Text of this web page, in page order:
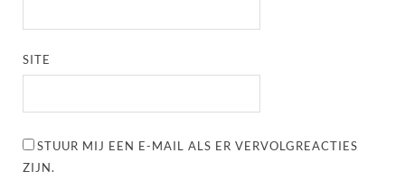
SITE
STUUR MIJ EEN E-MAIL ALS ER VERVOLGREACTIES
ZIJN.